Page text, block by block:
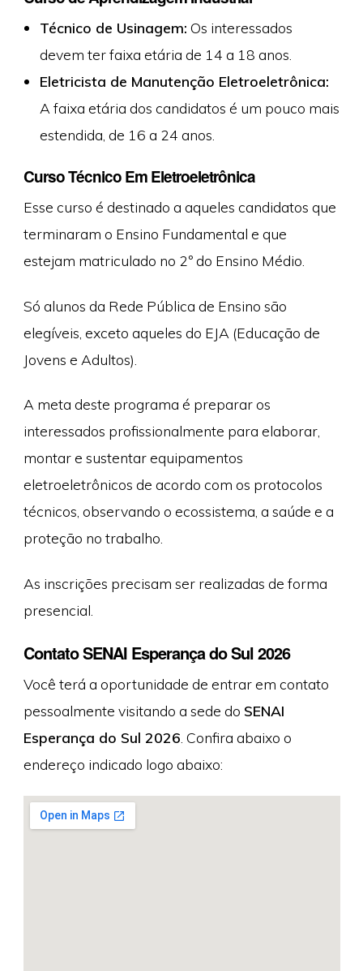
Técnico de Usinagem: Os interessados
devem ter faixa etária de 14 a 18 anos.
Eletricista de Manutenção Eletroeletrônica:
A faixa etária dos candidatos é um pouco mais
estendida, de 16 a 24 anos.
Curso Técnico Em Eletroeletrônica
Esse curso é destinado a aqueles candidatos que
terminaram o Ensino Fundamental e que
estejam matriculado no 2º do Ensino Médio.
Só alunos da Rede Pública de Ensino são
elegíveis, exceto aqueles do EJA (Educação de
Jovens e Adultos).
A meta deste programa é preparar os
interessados profissionalmente para elaborar,
montar e sustentar equipamentos
eletroeletrônicos de acordo com os protocolos
técnicos, observando o ecossistema, a saúde e a
proteção no trabalho.
As inscrições precisam ser realizadas de forma
presencial.
Contato SENAI Esperança do Sul 2026
Você terá a oportunidade de entrar em contato
pessoalmente visitando a sede do SENAI
Esperança do Sul 2026 . Confira abaixo o
endereço indicado logo abaixo: